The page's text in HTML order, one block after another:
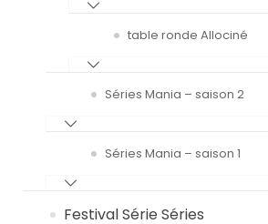
table ronde Allociné
Séries Mania – saison 2
Séries Mania – saison 1
Festival Série Séries